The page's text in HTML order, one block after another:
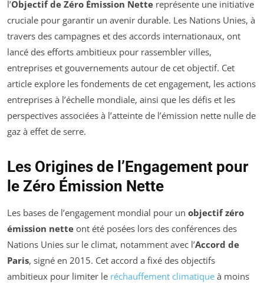
l’Objectif de Zéro Émission Nette représente une initiative
cruciale pour garantir un avenir durable. Les Nations Unies, à
travers des campagnes et des accords internationaux, ont
lancé des efforts ambitieux pour rassembler villes,
entreprises et gouvernements autour de cet objectif. Cet
article explore les fondements de cet engagement, les actions
entreprises à l’échelle mondiale, ainsi que les défis et les
perspectives associées à l’atteinte de l’émission nette nulle de
gaz à effet de serre.
Les Origines de l’Engagement pour
le Zéro Émission Nette
Les bases de l’engagement mondial pour un objectif zéro
émission nette ont été posées lors des conférences des
Nations Unies sur le climat, notamment avec l’Accord de
Paris, signé en 2015. Cet accord a fixé des objectifs
ambitieux pour limiter le réchauffement climatique à moins